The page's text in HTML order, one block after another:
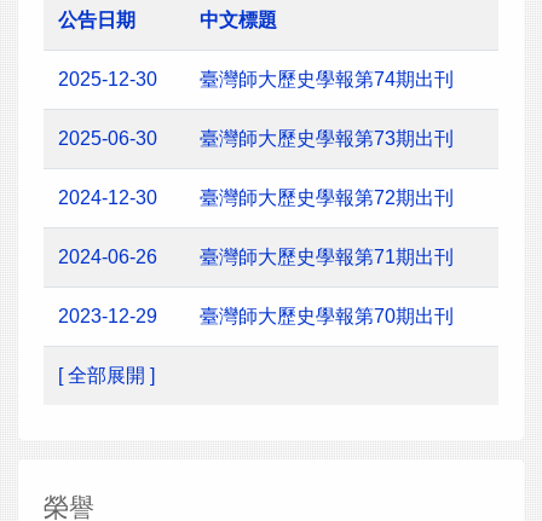
公告日期 中文標題
2025-12-30 臺灣師大歷史學報第74期出刊
2025-06-30 臺灣師大歷史學報第73期出刊
2024-12-30 臺灣師大歷史學報第72期出刊
2024-06-26 臺灣師大歷史學報第71期出刊
2023-12-29 臺灣師大歷史學報第70期出刊
[ 全部展開 ]
榮譽